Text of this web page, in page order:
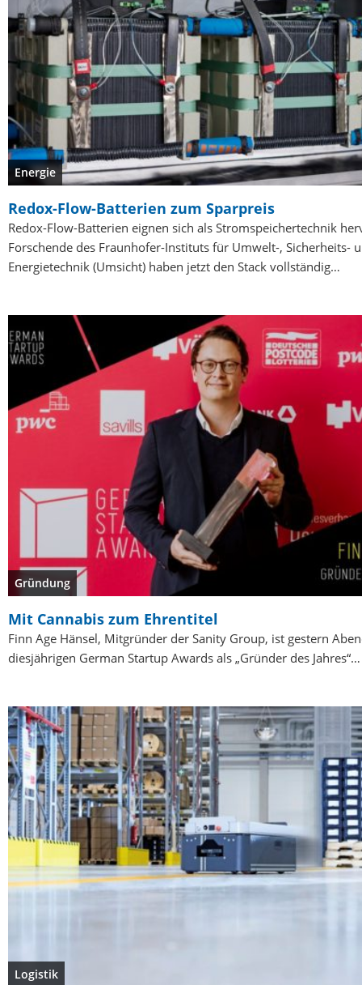
Energie
Redox-Flow-Batterien zum Sparpreis
Redox-Flow-Batterien eignen sich als Stromspeichertechnik
Forschende des Fraunhofer-Instituts für Umwelt-, Sicherheits-
Energietechnik (Umsicht) haben jetzt den Stack vollständig…
Gründung
Mit Cannabis zum Ehrentitel
Finn Age Hänsel, Mitgründer der Sanity Group, ist gestern
diesjährigen German Startup Awards als „Gründer des Jahres“…
Logistik